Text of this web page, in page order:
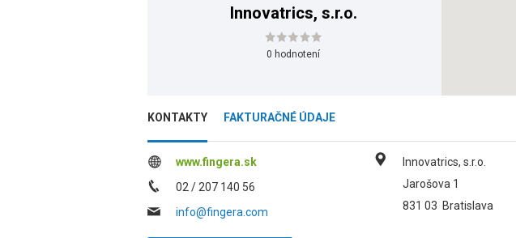
Innovatrics, s.r.o.
0 hodnotení
KONTAKTY FAKTURAČNÉ ÚDAJE
www.fingera.sk
02 / 207 140 56
info@fingera.com
Innovatrics, s.r.o.
Jarošova 1
831 03 Bratislava